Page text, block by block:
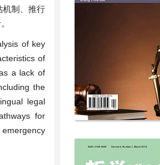
机制、推行
of key
of
a lack of
the
legal
for